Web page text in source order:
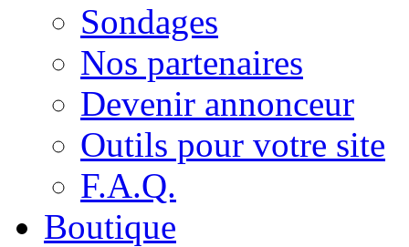
Sondages
Nos partenaires
Devenir annonceur
Outils pour votre site
F.A.Q.
Boutique